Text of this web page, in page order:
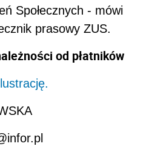
Społecznych - mówi
prasowy ZUS.
od płatników